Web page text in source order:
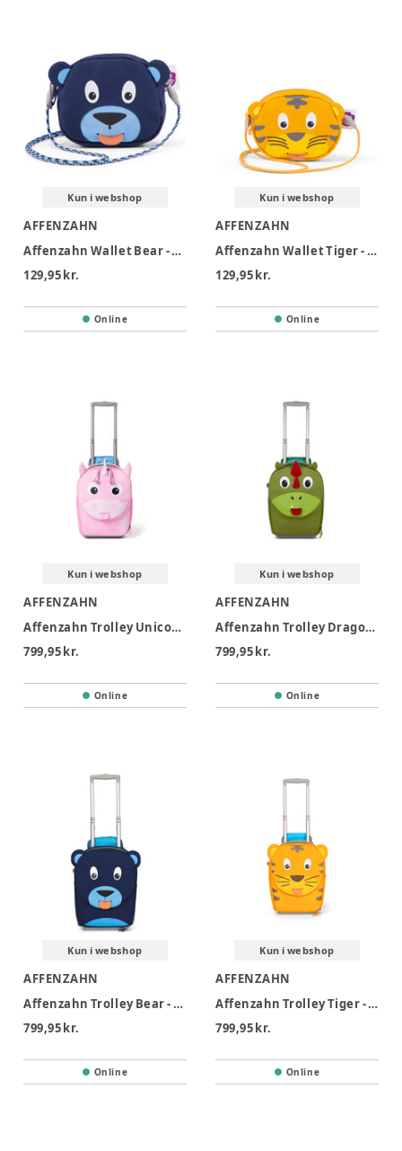
Kun i webshop
AFFENZAHN
Affenzahn Wallet Bear - Bear
129,95 kr.
Online
Kun i webshop
AFFENZAHN
Affenzahn Wallet Tiger - Tiger
129,95 kr.
Online
Kun i webshop
AFFENZAHN
Affenzahn Trolley Unicorn - Unicorn
799,95 kr.
Online
Kun i webshop
AFFENZAHN
Affenzahn Trolley Dragon - Dragon
799,95 kr.
Online
Kun i webshop
AFFENZAHN
Affenzahn Trolley Bear - Bear
799,95 kr.
Online
Kun i webshop
AFFENZAHN
Affenzahn Trolley Tiger - Tiger
799,95 kr.
Online